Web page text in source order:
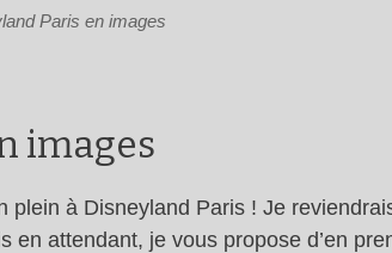
Paris en images
images
à Disneyland Paris ! Je
attendant, je vous propose d’en